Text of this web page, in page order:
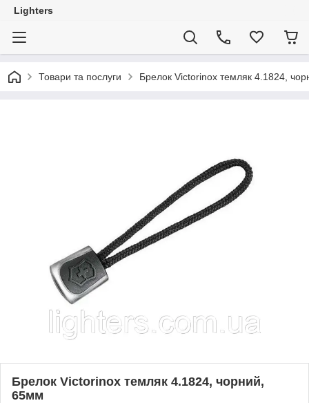
Lighters
Товари та послуги Брелок Victorinox темляк 4.1824,
Брелок Victorinox темляк 4.1824, чорний,
65мм